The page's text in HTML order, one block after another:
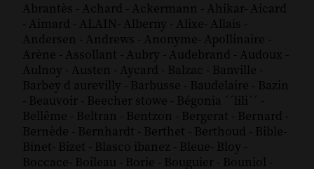
Abrantès - Achard - Ackermann - Ahikar- Aicard
- Aimard - ALAIN- Alberny - Alixe- Allais -
Andersen - Andrews - Anonyme- Apollinaire -
Arène - Assollant - Aubry - Audebrand - Audoux -
Aulnoy - Austen - Aycard - Balzac - Banville -
Barbey d aurevilly - Barbusse - Baudelaire - Bazin
- Beauvoir - Beecher stowe - Bégonia ´´lili´´ -
Bellême - Beltran - Bentzon - Bergerat - Bernard -
Bernède - Bernhardt - Berthet - Berthoud - Bible-
Binet- Bizet - Blasco ibanez - Bleue- Bloy -
Boccace- Boileau - Borie - Bouguier - Bouniol -